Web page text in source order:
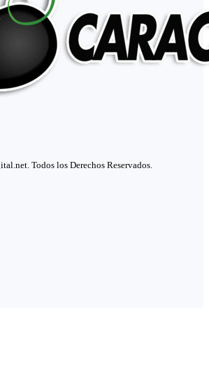
Todos los Derechos Reservados.